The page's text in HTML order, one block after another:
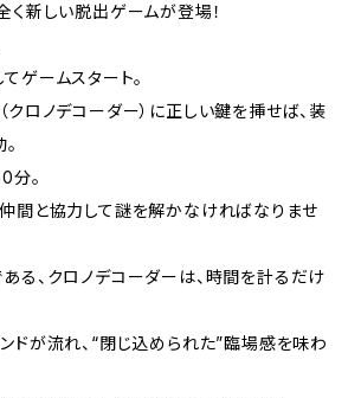
く新しい脱出ゲームが登場！
ゲームスタート。
クロノデコーダー）に正しい鍵を挿せば、装
分。
間と協力して謎を解かなければなりませ
る、クロノデコーダーは、時間を計るだけ
ドが流れ、“閉じ込められた”臨場感を味わ